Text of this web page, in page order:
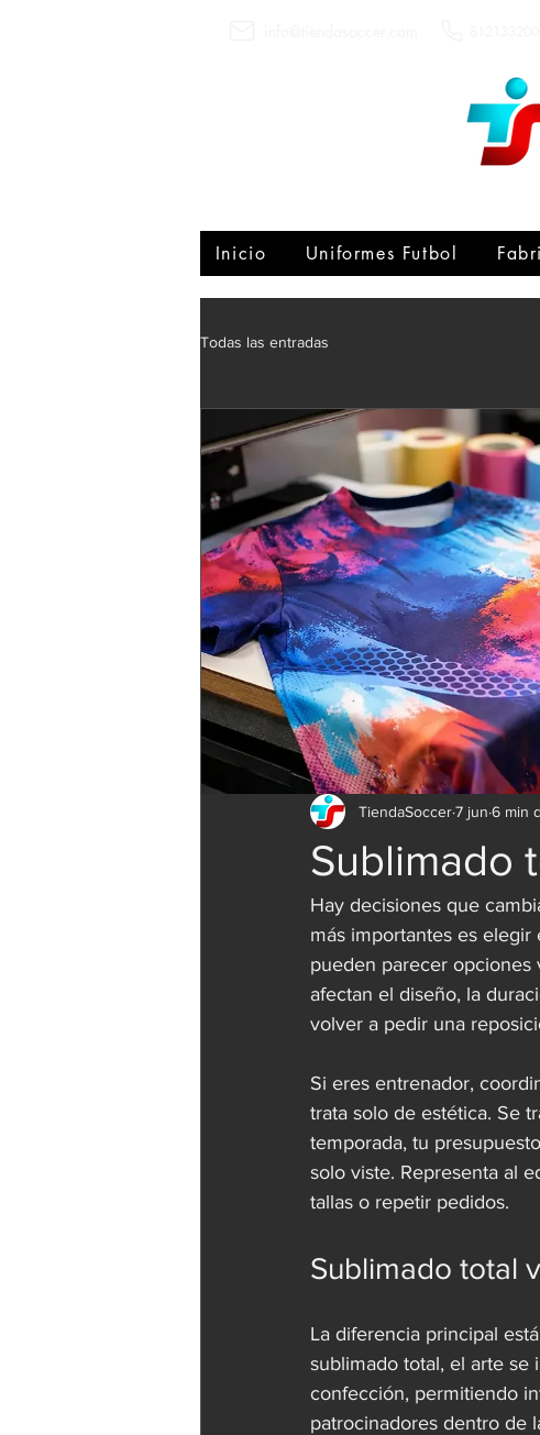
Inicio Uniformes Futbol
Todas las entradas
Sublimado
TiendaSoccer7 jun 6 min
Hay decisiones que
más importantes es elegir
pueden parecer opciones
afectan el diseño, la
volver a pedir una
Si eres entrenador,
trata solo de estética. Se
temporada, tu
solo viste. Representa al
tallas o repetir pedidos.
Sublimado total
La diferencia principal
sublimado total, el arte
confección, permitiendo
patrocinadores dentro de